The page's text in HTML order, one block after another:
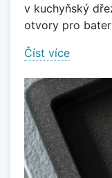
v kuchyňský
otvory pro
Číst více